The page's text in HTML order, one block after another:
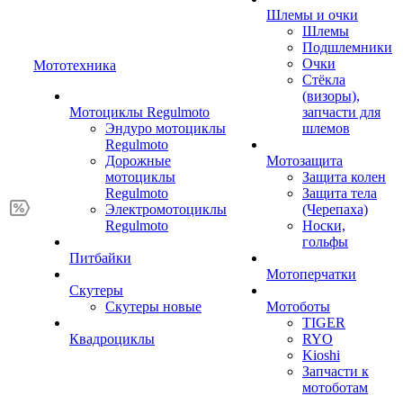
Мототехника
Мотоциклы Regulmoto
Эндуро мотоциклы
Regulmoto
Дорожные
мотоциклы
Regulmoto
Электромотоциклы
Regulmoto
Питбайки
Скутеры
Скутеры новые
Квадроциклы
Шлемы и очки
Шлемы
Подшлемники
Очки
Стёкла
(визоры),
запчасти для
шлемов
Мотозащита
Защита колен
Защита тела
(Черепаха)
Носки,
гольфы
Мотоперчатки
Мотоботы
TIGER
RYO
Kioshi
Запчасти к
мотоботам